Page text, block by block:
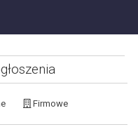
Firmowe